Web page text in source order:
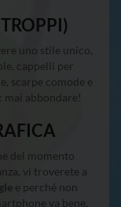
uno stile unico,
cappelli per
scarpe comode e
mai abbondare!
del momento
vi troverete a
e perché non
va bene,